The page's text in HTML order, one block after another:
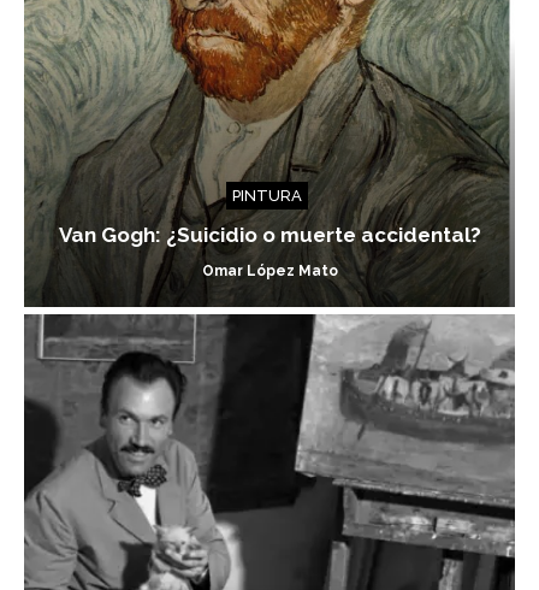
PINTURA
Van Gogh: ¿Suicidio o muerte accidental?
Omar López Mato